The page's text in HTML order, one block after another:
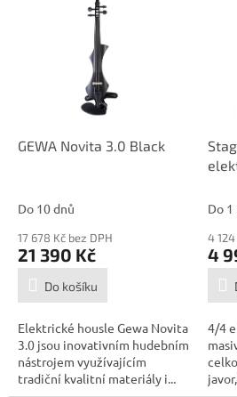
GEWA Novita 3.0 Black
Do 10 dnů
17 678 Kč bez DPH
21 390 Kč
Do košíku
Elektrické housle Gewa Novita
3.0 jsou inovativním hudebním
nástrojem využívajícím
tradiční kvalitní materiály i...
Do
4
4
4/4